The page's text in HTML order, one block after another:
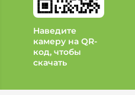
Наведите
камеру на QR-
код, чтобы
скачать